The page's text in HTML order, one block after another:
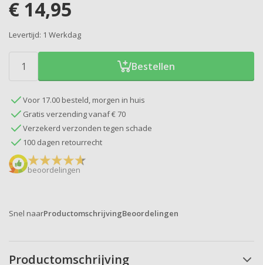
€ 14,95
Levertijd: 1 Werkdag
Bestellen
Voor 17.00 besteld, morgen in huis
Gratis verzending vanaf € 70
Verzekerd verzonden tegen schade
100 dagen retourrecht
beoordelingen
Snel naarProductomschrijvingBeoordelingen
Productomschrijving